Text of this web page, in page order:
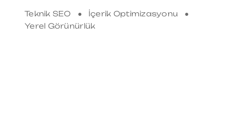
Teknik SEO ● İçerik Optimizasyonu ●
Yerel Görünürlük